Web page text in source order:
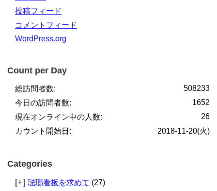
投稿フィード
コメントフィード
WordPress.org
Count per Day
508233
総訪問者数:
1652
今日の訪問者数:
26
現在オンライン中の人数:
2018-11-20(火)
カウント開始日:
Categories
[+] 琺瑯看板を求めて (27)